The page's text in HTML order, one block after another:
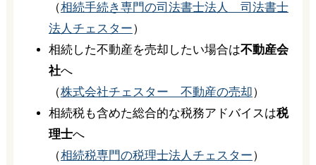
（相続手続き専門の司法書士法人 司法書士
法人チェスター）
相続した不動産を売却したい場合は不動産会
社へ
（株式会社チェスター 不動産の売却）
相続税も含めた総合的な税務アドバイスは税
理士へ
（相続税専門の税理士法人チェスター）